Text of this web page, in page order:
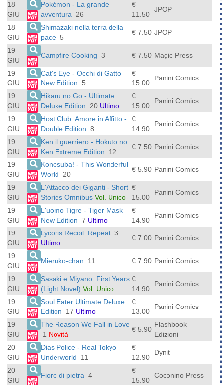
18
GIU
Pokémon - La grande
avventura 26
€
11.50
JPOP
18
GIU
Shimazaki nella terra della
pace 5
€ 7.50 JPOP
19
GIU
Campfire Cooking 3 € 7.50 Magic Press
19
GIU
Cat's Eye - Occhi di Gatto
New Edition
5
€
15.00
Panini Comics
19
GIU
Hikaru no Go - Ultimate
Deluxe Edition 20 Ultimo
€
15.00
Panini Comics
19
GIU
Host Club: Amore in Affitto -
Double Edition 8
€
14.90
Panini Comics
19
GIU
Ken il guerriero - Hokuto no
Ken Extreme Edition
12
€ 7.50 Panini Comics
19
GIU
Konosuba! - This Wonderful
World 20
€ 5.90 Panini Comics
19
GIU
L'Attacco dei Giganti - Short
Stories Omnibus Vol. Unico
€
15.00
Panini Comics
19
GIU
L'uomo Tigre - Tiger Mask
New Edition 7 Ultimo
€
14.90
Panini Comics
19
GIU
Lycoris Recoil: Repeat 3
Ultimo
€ 7.00 Panini Comics
19
GIU
Mieruko-chan 11 € 7.90 Panini Comics
19
GIU
Sasaki e Miyano: First Years
(Light Novel) Vol. Unico
€
14.90
Panini Comics
19
GIU
Soul Eater Ultimate Deluxe
Edition
17 Ultimo
€
13.00
Panini Comics
19
GIU
The Reason We Fall in Love
1 Novità
€ 5.90
Flashbook
Edizioni
20
GIU
Dias Police - Real Tokyo
Underworld
11
€
12.90
Dynit
20
GIU
Fiore di pietra 4
€
15.90
Coconino Press